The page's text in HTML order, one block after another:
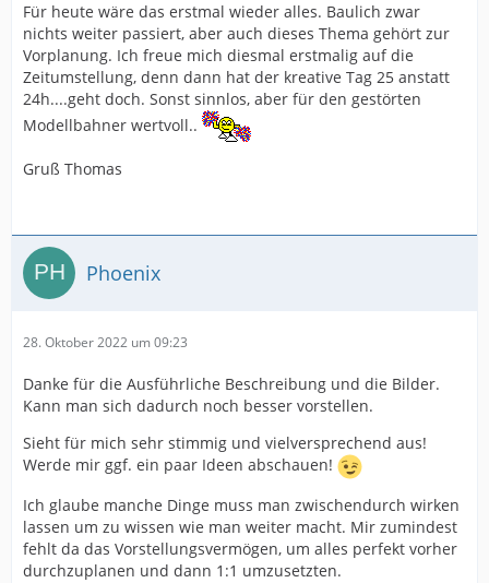
Für heute wäre das erstmal wieder alles. Baulich zwar
nichts weiter passiert, aber auch dieses Thema gehört zur
Vorplanung. Ich freue mich diesmal erstmalig auf die
Zeitumstellung, denn dann hat der kreative Tag 25 anstatt
24h....geht doch. Sonst sinnlos, aber für den gestörten
Modellbahner wertvoll..
Gruß Thomas
Phoenix
28. Oktober 2022 um 09:23
Danke für die Ausführliche Beschreibung und die Bilder.
Kann man sich dadurch noch besser vorstellen.
Sieht für mich sehr stimmig und vielversprechend aus!
Werde mir ggf. ein paar Ideen abschauen!
Ich glaube manche Dinge muss man zwischendurch wirken
lassen um zu wissen wie man weiter macht. Mir zumindest
fehlt da das Vorstellungsvermögen, um alles perfekt vorher
durchzuplanen und dann 1:1 umzusetzten.